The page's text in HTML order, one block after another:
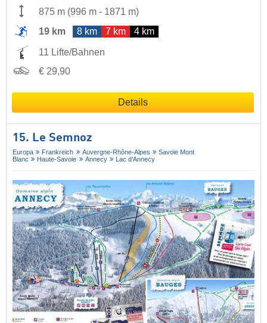
875 m (996 m - 1871 m)
19 km
8 km 7 km 4 km
11 Lifte/Bahnen
€ 29,90
Details
15. Le Semnoz
Europa Frankreich Auvergne-Rhône-Alpes
Savoie Mont
Blanc
Haute-Savoie Annecy Lac d’Annecy